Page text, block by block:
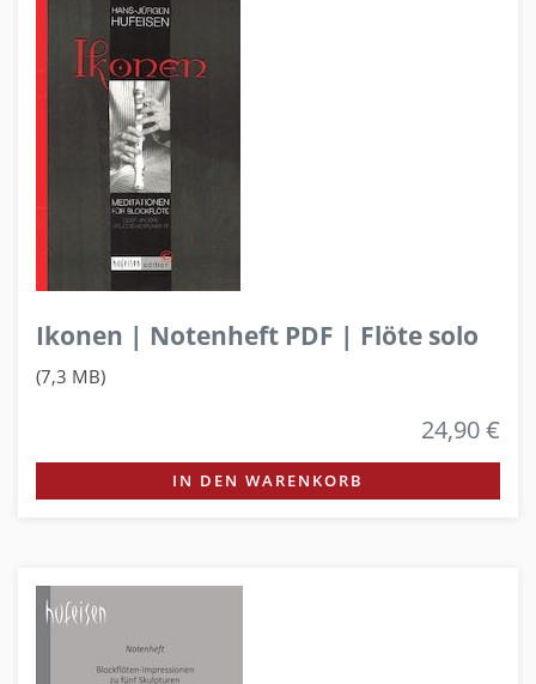
Ikonen | Notenheft PDF | Flöte solo
(7,3 MB)
24,90 €
IN DEN WARENKORB